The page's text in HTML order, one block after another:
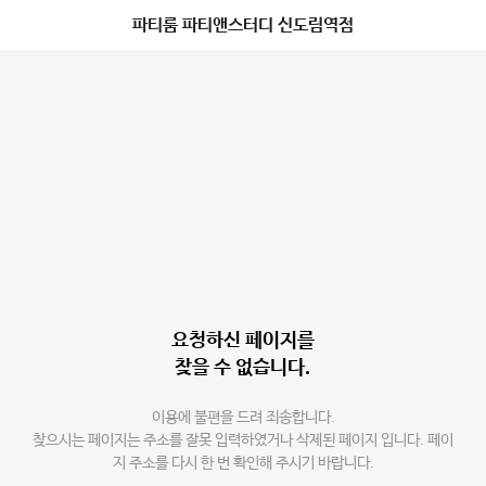
파티룸 파티앤스터디 신도림역점
요청하신 페이지를
찾을 수 없습니다.
이용에 불편을 드려 죄송합니다.
찾으시는 페이지는 주소를 잘못 입력하였거나 삭제된 페이지 입니다. 페이
지 주소를 다시 한 번 확인해 주시기 바랍니다.